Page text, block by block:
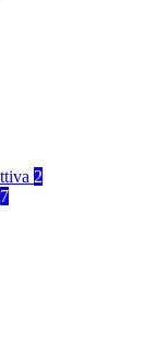
2
7